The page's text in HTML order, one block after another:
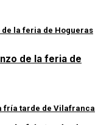
de la feria de